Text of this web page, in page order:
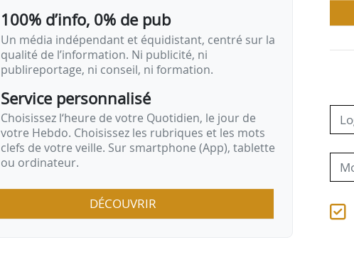
100% d’info, 0% de pub
Un média indépendant et équidistant, centré sur la
qualité de l’information. Ni publicité, ni
publireportage, ni conseil, ni formation.
Service personnalisé
Choisissez l‘heure de votre Quotidien, le jour de
votre Hebdo. Choisissez les rubriques et les mots
clefs de votre veille. Sur smartphone (App), tablette
ou ordinateur.
DÉCOUVRIR